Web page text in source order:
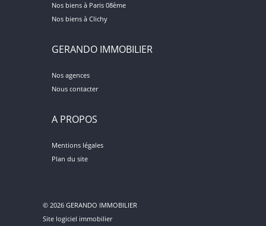
Nos biens à Paris 08ème
Nos biens à Clichy
GERANDO IMMOBILIER
Nos agences
Nous contacter
A PROPOS
Mentions légales
Plan du site
© 2026 GERANDO IMMOBILIER
Site logiciel immobilier